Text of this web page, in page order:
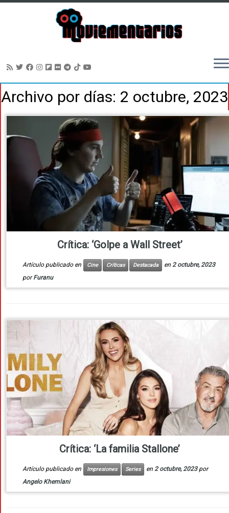
al
Archivo por días: 2 octubre, 2023
Crítica: ‘Golpe a Wall Street’
Artículo publicado en Cine Críticas Destacada en 2 octubre, 2023
porFuranu
Crítica: ‘La familia Stallone’
Artículo publicado en Impresiones Series en 2 octubre, 2023 por
Angelo Khemlani